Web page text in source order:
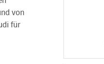
von
für